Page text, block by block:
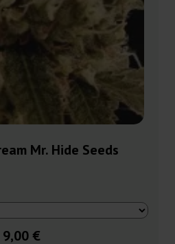
Mr. Hide Seeds
9,00 €